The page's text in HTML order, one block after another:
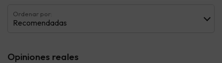
Ordenar por:
Recomendadas
Opiniones reales